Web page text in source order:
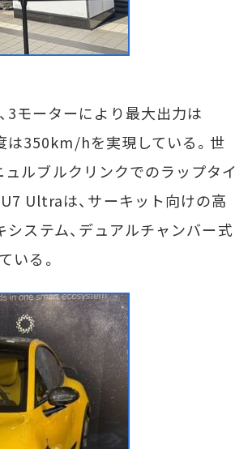
3モーターにより最大出力は
は350km/hを実現している。世
ルブルクリンクでのラップタイ
Ultraは、サーキット向けの高
システム、デュアルチャンバー式
いる。